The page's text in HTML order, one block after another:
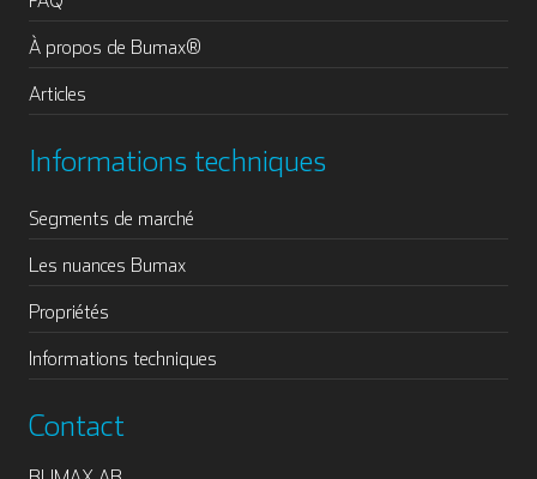
À propos de Bumax®
Articles
Informations techniques
Segments de marché
Les nuances Bumax
Propriétés
Informations techniques
Contact